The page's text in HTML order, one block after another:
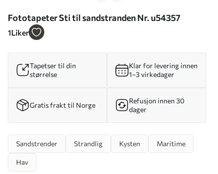
Fototapeter Sti til sandstranden Nr. u54357
1Liker
Tapetser til din
størrelse
Klar for levering innen
1–3 virkedager
Gratis frakt til Norge
Refusjon innen 30
dager
Sandstrender Strandlig Kysten Maritime
Hav